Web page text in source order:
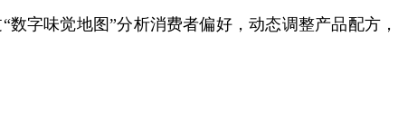
字味觉地图”分析消费者偏好，动态调整产品配方，